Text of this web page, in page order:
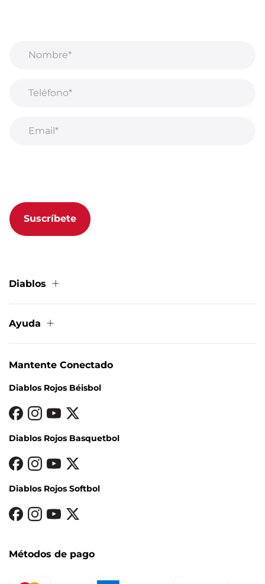
Suscríbete
Diablos
Contacto
Aviso de privacidad
Mapa del sitio
Ayuda
Condiciones de entrega
Métodos de pago
Facturación
Mantente Conectado
Diablos Rojos Béisbol
Diablos Rojos Basquetbol
Diablos Rojos Softbol
Métodos de pago